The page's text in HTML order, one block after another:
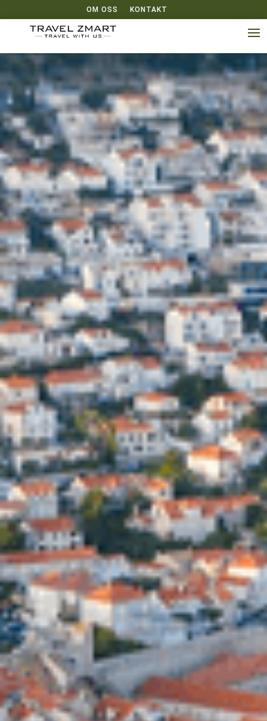
OM OSS KONTAKT